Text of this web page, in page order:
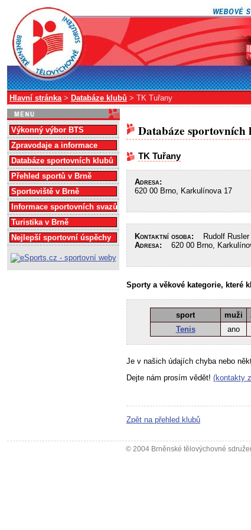
Hlavní stránka> Databáze klubů > TK Tuřany
Databáze
TK Tuřany
Adresa:
620 00 Brno, Karkulínova 17
Kontaktní osoba: Rudolf Rusler
Adresa: 620 00 Brno,
Sporty a věkové kategorie, které
sport muži
Tenis
ano
Je v našich údajích chyba nebo
Dejte nám prosím vědět! (kontakty
Zpět na přehled klubů
Výkonný výbor BTS
Zpravodaje a informace
Databáze sportovních klubů
Přehled sportů v Brně
Sportoviště v Brně
Informace sportovních svazů
Turistika v Brně
Nejlepší sportovní úspěchy
© 2004 Brněnské tělovýchovné